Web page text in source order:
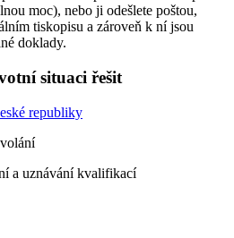
moc), nebo ji odešlete poštou,
tiskopisu a zároveň k ní jsou
doklady.
situaci řešit
republiky
a uznávání kvalifikací